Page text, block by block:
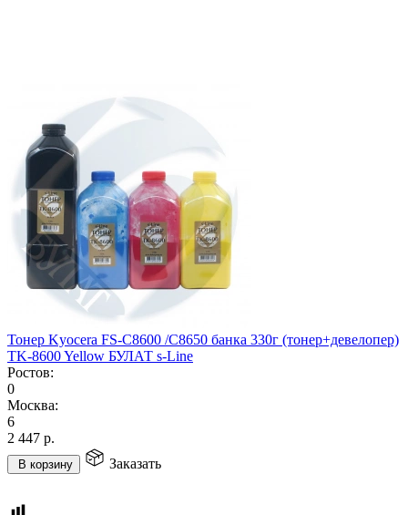
Тонер Kyocera FS-C8600 /C8650 банка 330г (тонер+девелопер)
TK-8600 Yellow БУЛАТ s-Line
Ростов:
0
Москва:
6
2 447 р.
В корзину Заказать